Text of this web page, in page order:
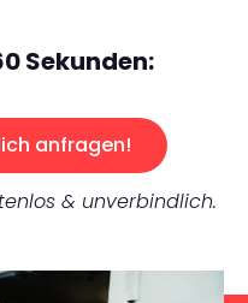
Sekunden:
anfragen!
& unverbindlich.